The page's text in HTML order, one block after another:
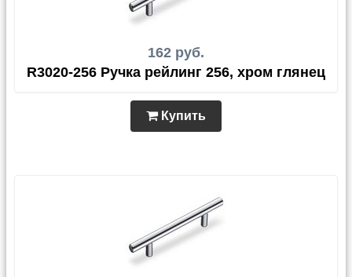
162 руб.
R3020-256 Ручка рейлинг 256, хром глянец
Купить